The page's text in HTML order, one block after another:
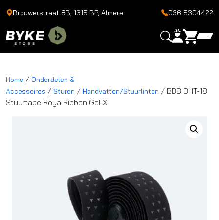
Brouwerstraat 8B, 1315 BP, Almere 036 5304422
Home / Onderdelen &
Accessoires / Sturen / Handvatten/Stuurlinten / BBB BHT-18
Stuurtape RoyalRibbon Gel X